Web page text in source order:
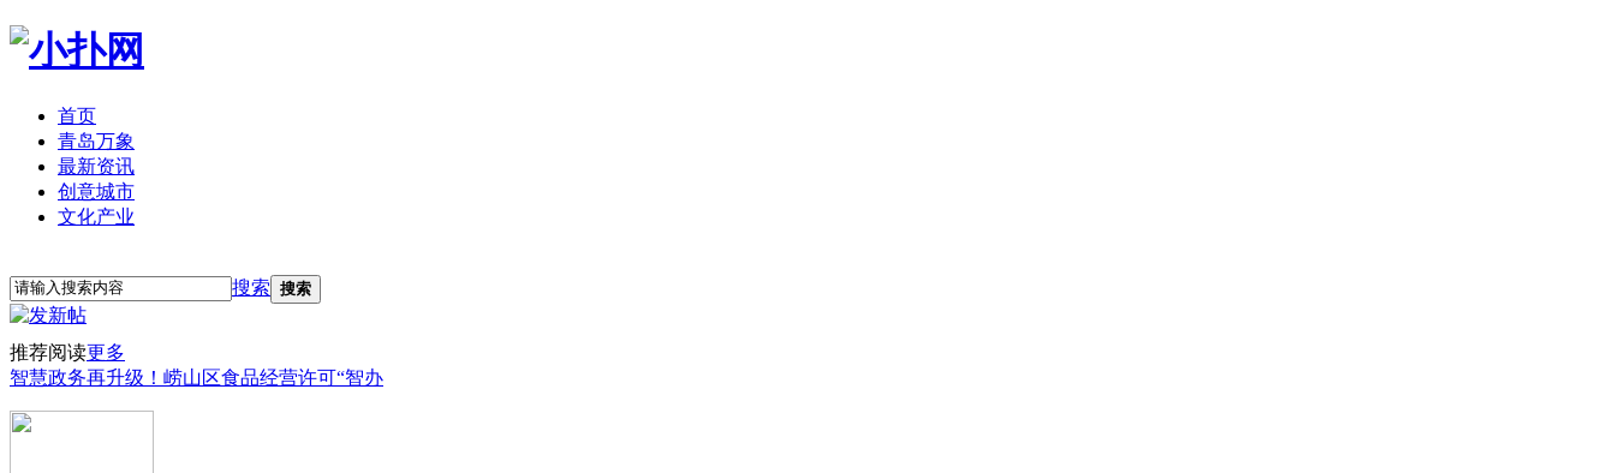
首页
青岛万象
最新资讯
创意城市
文化产业
搜索 搜索
推荐阅读更多
智慧政务再升级！崂山区食品经营许可“智办